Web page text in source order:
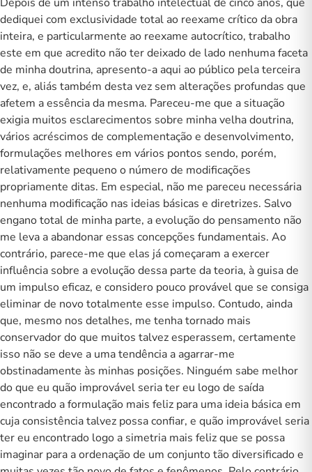
dediquei com exclusividade total ao reexame crítico da obra
inteira, e particularmente ao reexame autocrítico, trabalho
este em que acredito não ter deixado de lado nenhuma faceta
de minha doutrina, apresento-a aqui ao público pela terceira
vez, e, aliás também desta vez sem alterações profundas que
afetem a essência da mesma. Pareceu-me que a situação
exigia muitos esclarecimentos sobre minha velha doutrina,
vários acréscimos de complementação e desenvolvimento,
formulações melhores em vários pontos sendo, porém,
relativamente pequeno o número de modificações
propriamente ditas. Em especial, não me pareceu necessária
nenhuma modificação nas ideias básicas e diretrizes. Salvo
engano total de minha parte, a evolução do pensamento não
me leva a abandonar essas concepções fundamentais. Ao
contrário, parece-me que elas já começaram a exercer
influência sobre a evolução dessa parte da teoria, à guisa de
um impulso eficaz, e considero pouco provável que se consiga
eliminar de novo totalmente esse impulso. Contudo, ainda
que, mesmo nos detalhes, me tenha tornado mais
conservador do que muitos talvez esperassem, certamente
isso não se deve a uma tendência a agarrar-me
obstinadamente às minhas posições. Ninguém sabe melhor
do que eu quão improvável seria ter eu logo de saída
encontrado a formulação mais feliz para uma ideia básica em
cuja consistência talvez possa confiar, e quão improvável seria
ter eu encontrado logo a simetria mais feliz que se possa
imaginar para a ordenação de um conjunto tão diversificado e